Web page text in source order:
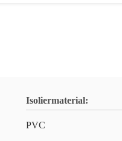
Isoliermaterial:
PVC